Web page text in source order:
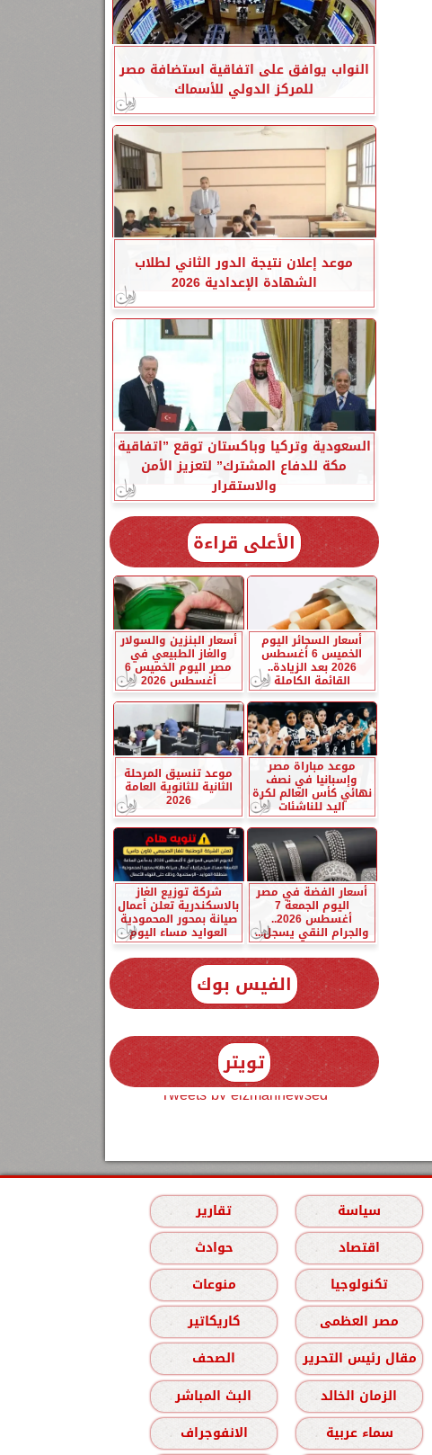
النواب يوافق على اتفاقية استضافة مصر
للمركز الدولي للأسماك
موعد إعلان نتيجة الدور الثاني لطلاب
الشهادة الإعدادية 2026
السعودية وتركيا وباكستان توقع ”اتفاقية
مكة للدفاع المشترك” لتعزيز الأمن
والاستقرار
الأعلى قراءة
أسعار السجائر اليوم
الخميس 6 أغسطس
2026 بعد الزيادة..
القائمة الكاملة
أسعار البنزين والسولار
والغاز الطبيعي في
مصر اليوم الخميس 6
أغسطس 2026
موعد مباراة مصر
وإسبانيا في نصف
نهائي كأس العالم لكرة
اليد للناشئات
موعد تنسيق المرحلة
الثانية للثانوية العامة
2026
أسعار الفضة في مصر
اليوم الجمعة 7
أغسطس 2026..
والجرام النقي يسجل...
شركة توزيع الغاز
بالاسكندرية تعلن أعمال
صيانة بمحور المحمودية
العوايد مساء اليوم
الفيس بوك
تويتر
Tweets by elzmannewseg
سياسة
تقارير
اقتصاد
حوادث
تكنولوجيا
منوعات
مصر العظمى
كاريكاتير
مقال رئيس التحرير
الصحف
الزمان الخالد
البث المباشر
سماء عربية الانفوجراف